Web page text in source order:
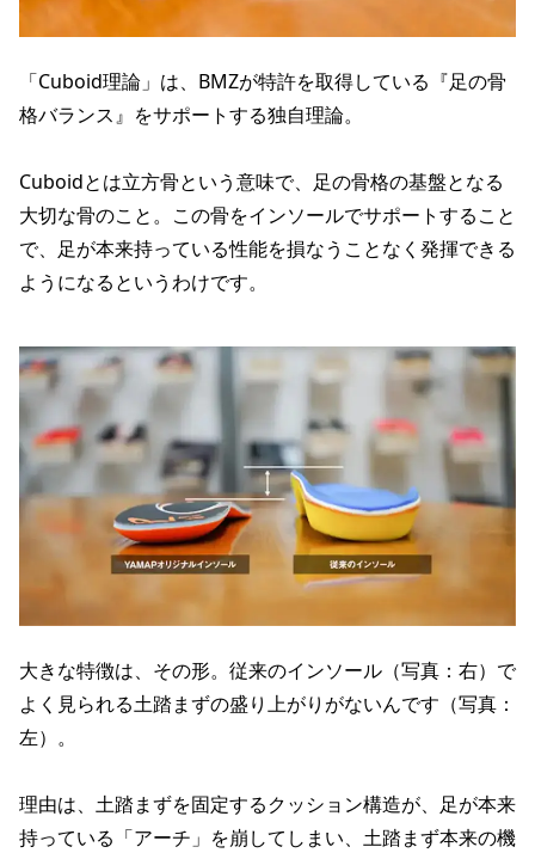
「Cuboid理論」は、BMZが特許を取得している『足の骨
格バランス』をサポートする独自理論。
Cuboidとは立方骨という意味で、足の骨格の基盤となる
大切な骨のこと。この骨をインソールでサポートすること
で、足が本来持っている性能を損なうことなく発揮できる
ようになるというわけです。
大きな特徴は、その形。従来のインソール（写真：右）で
よく見られる土踏まずの盛り上がりがないんです（写真：
左）。
理由は、土踏まずを固定するクッション構造が、足が本来
持っている「アーチ」を崩してしまい、土踏まず本来の機